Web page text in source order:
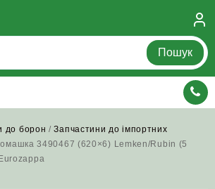
Пошук
до борон /Запчастини до імпортних
3490467 (620×6) Lemken/Rubin (5